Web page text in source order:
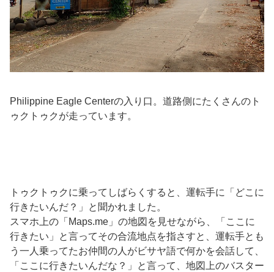
Philippine Eagle Centerの入り口。道路側にたくさんのト
ゥクトゥクが走っています。
トゥクトゥクに乗ってしばらくすると、運転手に「どこに
行きたいんだ？」と聞かれました。
スマホ上の「Maps.me」の地図を見せながら、「ここに
行きたい」と言ってその合流地点を指さすと、運転手とも
う一人乗ってたお仲間の人がビサヤ語で何かを会話して、
「ここに行きたいんだな？」と言って、地図上のバスター